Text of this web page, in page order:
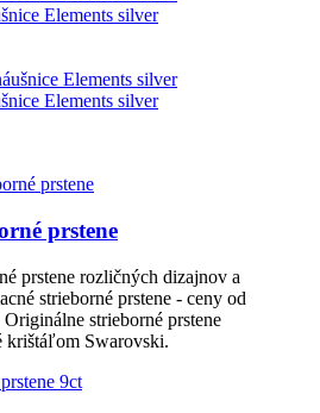
Elements silver
Elements silver
prstene
prstene rozličných dizajnov a
strieborné prstene - ceny od
Originálne strieborné prstene
krištáľom Swarovski.